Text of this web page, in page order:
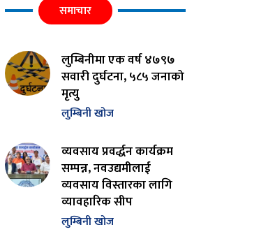
समाचार
लुम्बिनीमा एक वर्ष ४७९७
सवारी दुर्घटना, ५८५ जनाको
मृत्यु
लुम्बिनी खोज
व्यवसाय प्रवर्द्धन कार्यक्रम
सम्पन्न, नवउद्यमीलाई
व्यवसाय विस्तारका लागि
व्यावहारिक सीप
लुम्बिनी खोज